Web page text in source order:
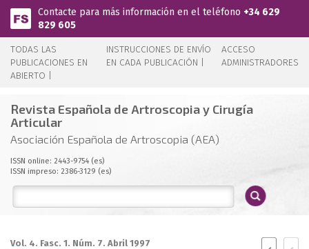
Pasar al contenido principal
Contacte para más información en el teléfono +34 629
829 605
TODAS LAS
PUBLICACIONES EN
ABIERTO |
INSTRUCCIONES DE ENVÍO
EN CADA PUBLICACIÓN |
ACCESO
ADMINISTRADORES
Revista Española de Artroscopia y Cirugía
Articular
Asociación Española de Artroscopia (AEA)
ISSN online: 2443-9754 (es)
ISSN impreso: 2386-3129 (es)
Vol. 4. Fasc. 1. Núm. 7. Abril 1997